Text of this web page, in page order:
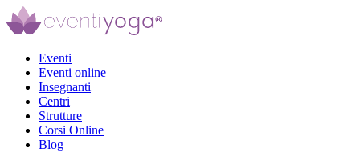
Eventi
Eventi online
Insegnanti
Centri
Strutture
Corsi Online
Blog